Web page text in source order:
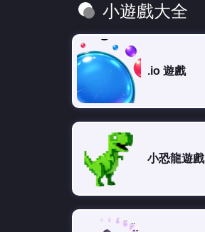
小遊戲大全
.io 遊戲
小恐龍遊戲